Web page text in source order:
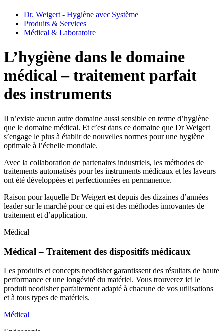
Dr. Weigert - Hygiène avec Système
Produits & Services
Médical & Laboratoire
L’hygiène dans le domaine
médical – traitement parfait
des instruments
Il n’existe aucun autre domaine aussi sensible en terme d’hygiène
que le domaine médical. Et c’est dans ce domaine que Dr Weigert
s’engage le plus à établir de nouvelles normes pour une hygiène
optimale à l’échelle mondiale.
Avec la collaboration de partenaires industriels, les méthodes de
traitements automatisés pour les instruments médicaux et les laveurs
ont été développées et perfectionnées en permanence.
Raison pour laquelle Dr Weigert est depuis des dizaines d’années
leader sur le marché pour ce qui est des méthodes innovantes de
traitement et d’application.
Médical
Médical – Traitement des dispositifs médicaux
Les produits et concepts neodisher garantissent des résultats de haute
performance et une longévité du matériel. Vous trouverez ici le
produit neodisher parfaitement adapté à chacune de vos utilisations
et à tous types de matériels.
Médical